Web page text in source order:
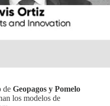
de Geopagos y Pomelo
los modelos de